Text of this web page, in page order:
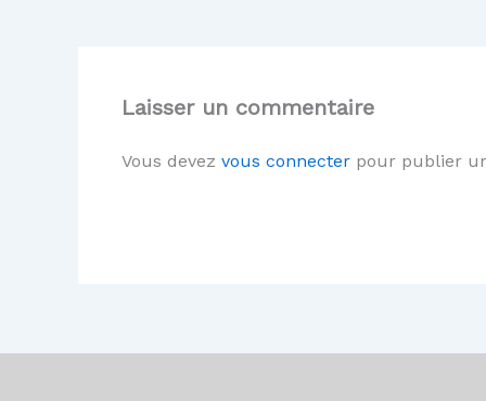
Laisser un commentaire
Vous devez vous connecter pour publier